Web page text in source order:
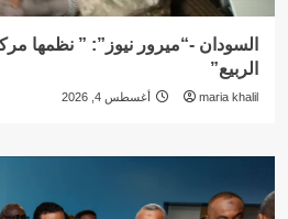
السودان -“ميرور نيوز”: ” نظمها
الربيع”
maria khalil أغسطس 4, 2026